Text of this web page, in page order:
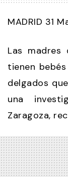
MADRID 31
Las madres
tienen
delgados
una
Zaragoza,